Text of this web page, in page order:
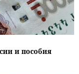
и пособия